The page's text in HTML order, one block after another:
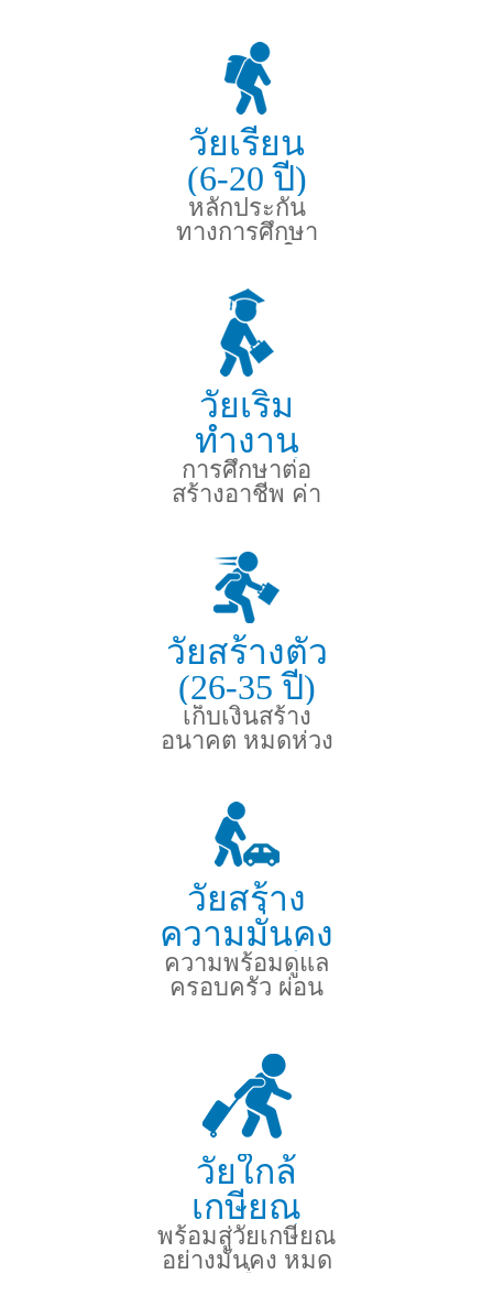
วัยเรียน
(6-20 ปี)
หลักประกัน
ทางการศึกษา
วัยเริ่ม
ทำงาน
(21-25 ปี)
การศึกษาต่อ
สร้างอาชีพ ค่า
วัยสร้างตัว
(26-35 ปี)
เก็บเงินสร้าง
อนาคต หมดห่วง
วัยสร้าง
ความมั่นคง
(36-50 ปี)
ความพร้อมดูแล
ครอบครัว ผ่อน
วัยใกล้
เกษียณ
(51-60 ปี)
พร้อมสู่วัยเกษียณ
อย่างมั่นคง หมด